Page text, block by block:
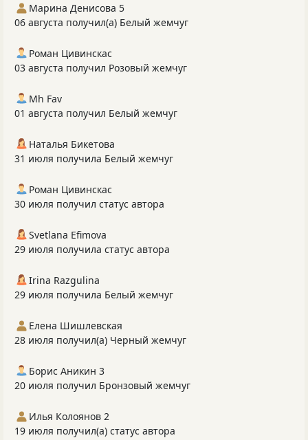
Марина Денисова 5
06 августа получил(а) Белый жемчуг
Роман Цивинскас
03 августа получил Розовый жемчуг
Mh Fav
01 августа получил Белый жемчуг
Наталья Бикетова
31 июля получила Белый жемчуг
Роман Цивинскас
30 июля получил статус автора
Svetlana Efimova
29 июля получила статус автора
Irina Razgulina
29 июля получила Белый жемчуг
Елена Шишлевская
28 июля получил(а) Черный жемчуг
Борис Аникин 3
20 июля получил Бронзовый жемчуг
Илья Колоянов 2
19 июля получил(а) статус автора